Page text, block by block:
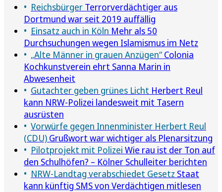
Reichsbürger Terrorverdächtiger aus
Dortmund war seit 2019 auffällig
Einsatz auch in Köln Mehr als 50
Durchsuchungen wegen Islamismus im Netz
„Alte Männer in grauen Anzügen“ Colonia
Kochkunstverein ehrt Sanna Marin in
Abwesenheit
Gutachter geben grünes Licht Herbert Reul
kann NRW-Polizei landesweit mit Tasern
ausrüsten
Vorwürfe gegen Innenminister Herbert Reul
(CDU) Grußwort war wichtiger als Plenarsitzung
Pilotprojekt mit Polizei Wie rau ist der Ton auf
den Schulhöfen? – Kölner Schulleiter berichten
NRW-Landtag verabschiedet Gesetz Staat
kann künftig SMS von Verdächtigen mitlesen